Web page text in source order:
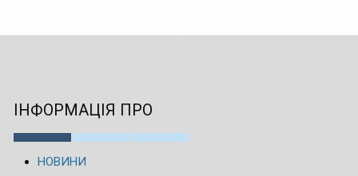
ІНФОРМАЦІЯ ПРО
НОВИНИ